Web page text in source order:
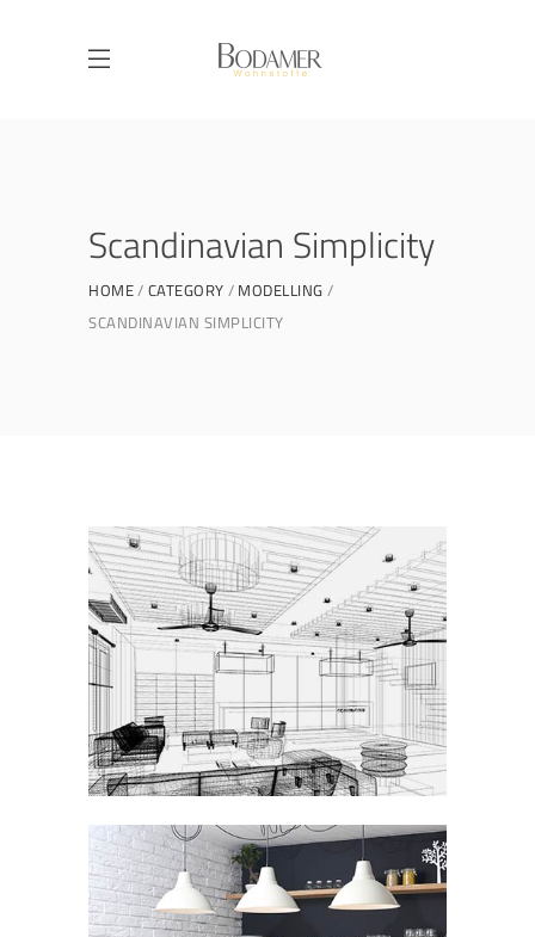
Scandinavian Simplicity
HOME CATEGORY
MODELLING
SCANDINAVIAN SIMPLICITY